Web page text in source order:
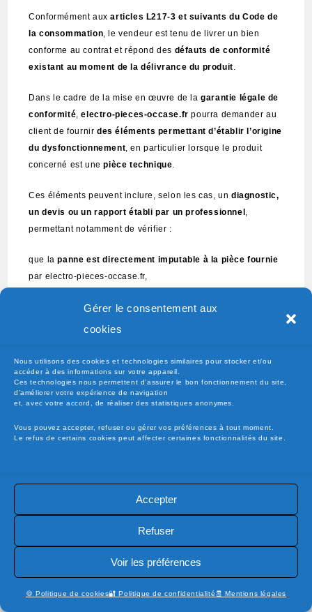
Gérer le consentement aux
cookies
Nous utilisons des cookies et technologies similaires pour stocker et/ou
accéder à des informations sur votre appareil.
Ces technologies nous permettent d’assurer le bon fonctionnement du site,
d’améliorer votre expérience de navigation
et, avec votre accord, de réaliser des statistiques anonymes.
Vous pouvez accepter, refuser ou gérer vos préférences à tout moment.
Le refus de certains cookies peut affecter certaines fonctionnalités du site.
Accepter
Refuser
Voir les préférences
🍪 Politique de cookies🔐 Politique de confidentialité 🧾 Mentions légales
Conformément auxarticles L217-3 et suivants du Code de
la consommation, le vendeur est tenu de livrer un bien
conforme au contrat et répond des défauts de conformité
existant au moment de la délivrance du produit.
Dans le cadre de la mise en œuvre de lagarantie légale de
conformité,electro-pieces-occase.fr pourra demander au
client de fournirdes éléments permettant d’établir l’origine
du dysfonctionnement, en particulier lorsque le produit
concerné est unepièce technique.
Ces éléments peuvent inclure, selon les cas, undiagnostic,
un devis ou un rapport établi par un professionnel ,
permettant notamment de vérifier :
que lapanne est directement imputable à la pièce fournie
par electro-pieces-occase.fr,
, d’un défaut du système ou d’un problème
existant sur l’appareil,
service ou détérioréeà la suite du montage ou du
fonctionnement avec un autre élément défaillant,
et que lapièce examinée correspond bien à celle fournie
Ces demandes ont pour seul objectif de permettre une
Commandes non réclamées –
Conservation et remise en stock